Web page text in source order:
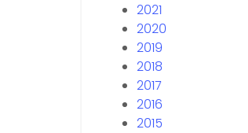
2021
2020
2019
2018
2017
2016
2015